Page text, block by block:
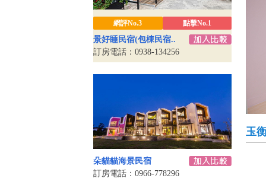
網評No.3 點擊No.1
景好睡民宿(包棟民宿..
訂房電話：0938-134256
朵貓貓海景民宿
訂房電話：0966-778296
玉